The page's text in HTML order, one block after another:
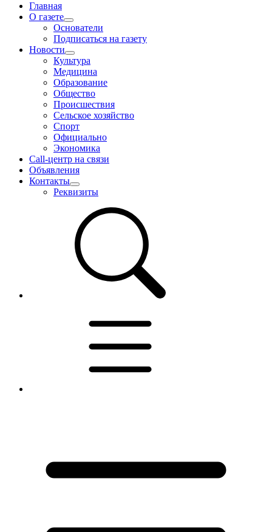
Главная
О газете
Основатели
Подписаться на газету
Новости
Культура
Медицина
Образование
Общество
Происшествия
Сельское хозяйство
Спорт
Официально
Экономика
Call-центр на связи
Объявления
Контакты
Реквизиты